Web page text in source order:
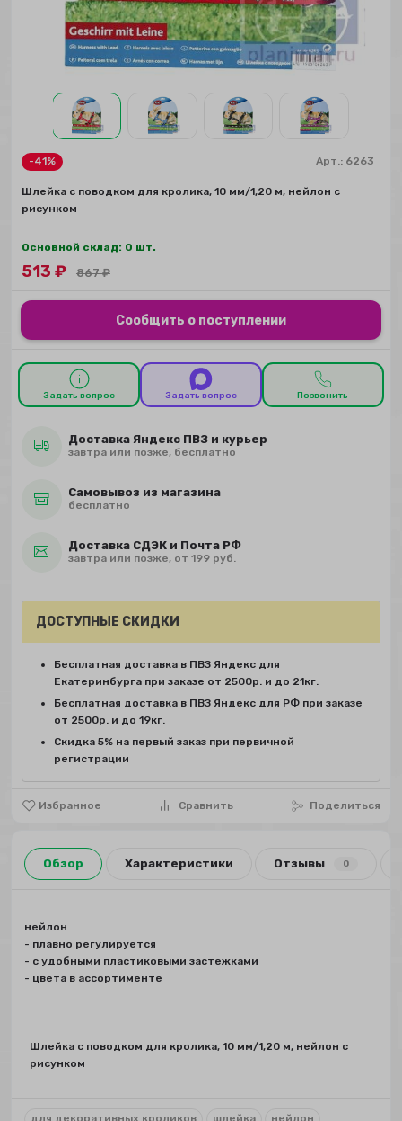
-41% Арт.: 6263
Шлейка с поводком для кролика, 10 мм/1,20 м, нейлон с
рисунком
Основной склад: 0 шт.
513 ₽ 867₽
Сообщить о поступлении
Задать вопрос Задать вопрос Позвонить
Доставка Яндекс ПВЗ и курьер
завтра или позже, бесплатно
Самовывоз из магазина
бесплатно
Доставка СДЭК и Почта РФ
завтра или позже, от 199 руб.
Избранное Сравнить Поделиться
ДОСТУПНЫЕ СКИДКИ
Бесплатная доставка в ПВЗ Яндекс для
Екатеринбурга при заказе от 2500р. и до 21кг.
Бесплатная доставка в ПВЗ Яндекс для РФ при заказе
от 2500р. и до 19кг.
Скидка 5% на первый заказ при первичной
регистрации
Обзор Характеристики Отзывы 0
нейлон
- плавно регулируется
- с удобными пластиковыми застежками
- цвета в ассортименте
Шлейка с поводком для кролика, 10 мм/1,20 м, нейлон с
рисунком
для декоративных кроликов шлейка нейлон